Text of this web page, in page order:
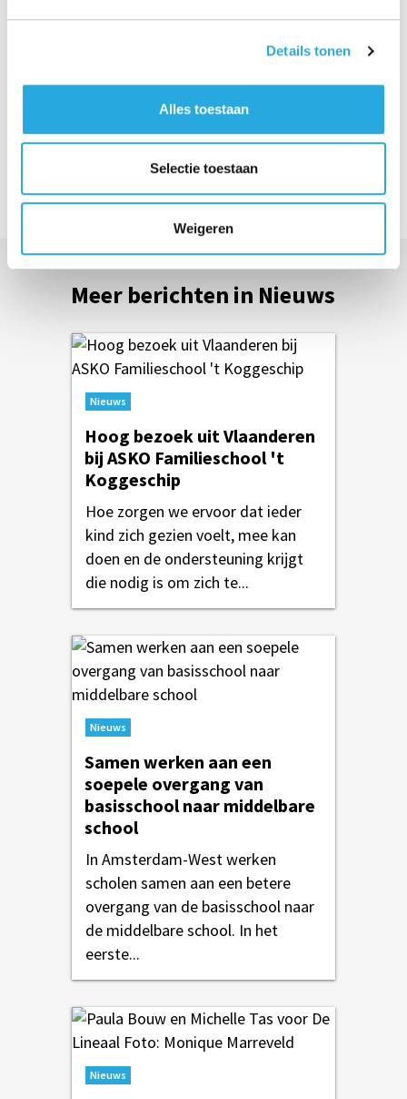
Details tonen
Alles toestaan
Selectie toestaan
Weigeren
Volg ons op Linkedin
Meer berichten in Nieuws
Nieuws
Hoog bezoek uit Vlaanderen
bij ASKO Familieschool 't
Koggeschip
Hoe zorgen we ervoor dat ieder
kind zich gezien voelt, mee kan
doen en de ondersteuning krijgt
die nodig is om zich te...
Nieuws
Samen werken aan een
soepele overgang van
basisschool naar middelbare
school
In Amsterdam-West werken
scholen samen aan een betere
overgang van de basisschool naar
de middelbare school. In het
eerste...
Nieuws